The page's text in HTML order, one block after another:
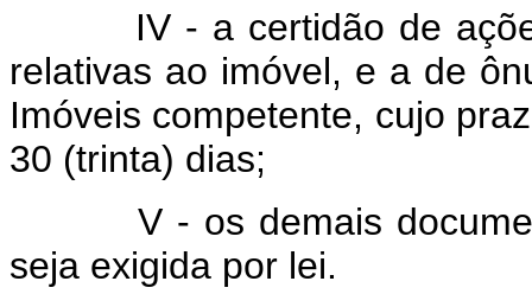
IV - a certidão de ações
relativas ao imóvel, e a de
Imóveis competente, cujo
30 (trinta) dias;
V - os demais
seja exigida por lei.